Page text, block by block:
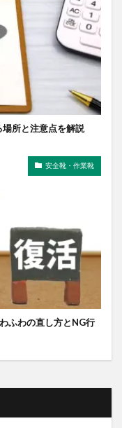
所と注意点を解説
安全靴・作業靴
ふわの直し方とNG行